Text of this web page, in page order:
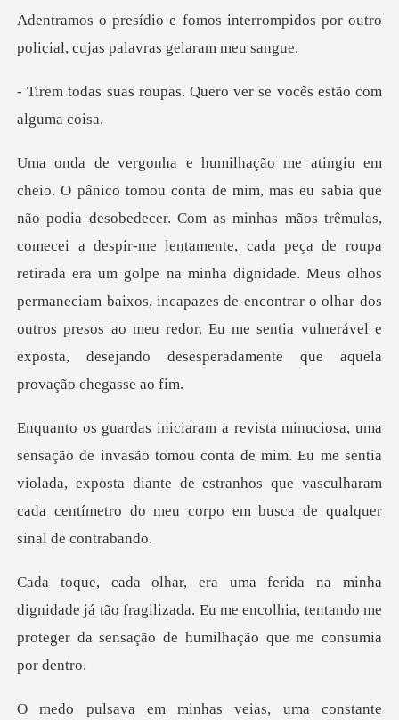
terrompidos por outro
policial,
as. Quero ver se vocês
mulas,
comecei a despir-me lentamente, cada peça de roupa
retirada era um golpe na minha dignidade. Meus olhos
permaneciam baixos, incapazes de en
mou conta de mim. Eu me sentia
violada, exposta diante de estranhos que vascu
e já tão fragilizada. Eu me encolhia, tentando me
proteg